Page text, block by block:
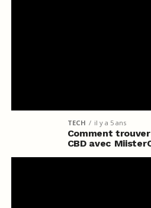
TECH il y a 5 ans
Comment
CBD avec